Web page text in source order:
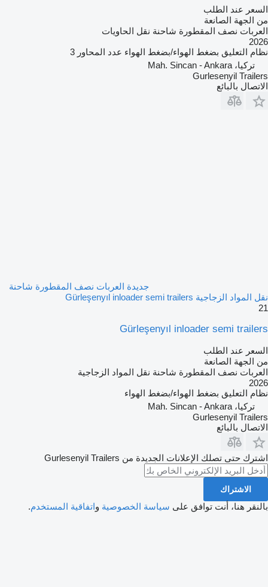
السعر عند الطلب
من الجهة الصانعة
العربات نصف المقطورة شاحنة نقل الحاويات
2026
نظام التعليق بضغط الهواء/بضغط الهواء عدد المحاور 3
تركيا، Mah. Sincan - Ankara
Gurlesenyil Trailers
الاتصال بالبائع
جديدة العربات نصف المقطورة شاحنة
نقل المواد الزجاجية Gürleşenyıl inloader semi trailers
21
Gürleşenyıl inloader semi trailers
السعر عند الطلب
من الجهة الصانعة
العربات نصف المقطورة شاحنة نقل المواد الزجاجية
2026
نظام التعليق بضغط الهواء/بضغط الهواء
تركيا، Mah. Sincan - Ankara
Gurlesenyil Trailers
الاتصال بالبائع
اشترك حتى تصلك الإعلانات الجديدة من Gurlesenyil Trailers
الاشتراك
بالنقر هنا، أنت توافق على سياسة الخصوصية واتفاقية المستخدم.